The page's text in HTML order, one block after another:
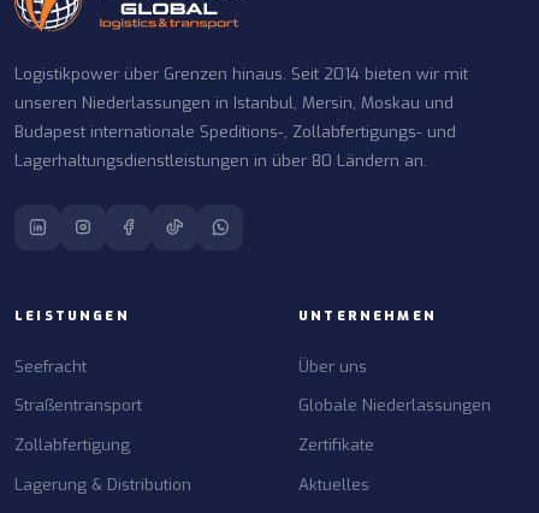
Logistikpower über Grenzen hinaus. Seit 2014 bieten wir mit
unseren Niederlassungen in Istanbul, Mersin, Moskau und
Budapest internationale Speditions-, Zollabfertigungs- und
Lagerhaltungsdienstleistungen in über 80 Ländern an.
LEISTUNGEN
Seefracht
Straßentransport
Zollabfertigung
Lagerung & Distribution
UNTERNEHMEN
Über uns
Globale Niederlassungen
Zertifikate
Aktuelles